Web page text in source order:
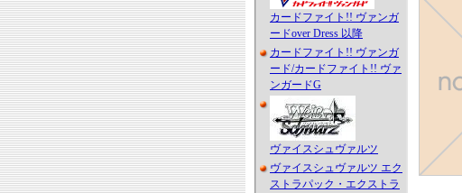
カードファイト!! ヴァンガ
ードover Dress 以降
カードファイト!! ヴァンガ
ード/カードファイト!! ヴァ
ンガードG
ヴァイスシュヴァルツ
ヴァイスシュヴァルツ エク
ストラパック・エクストラ